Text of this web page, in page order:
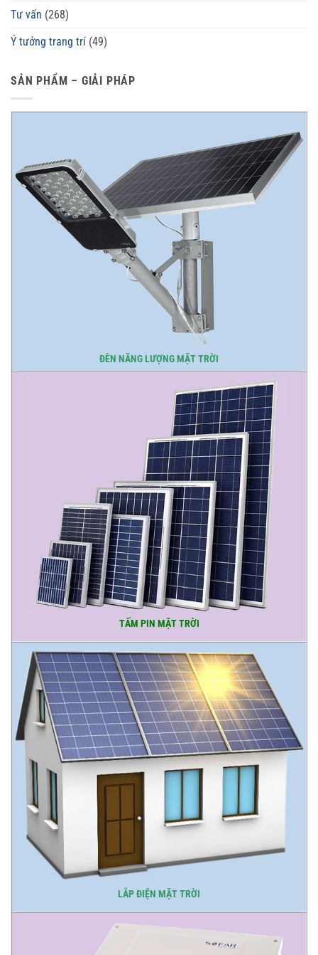
Tư vấn (268)
Ý tưởng trang trí (49)
SẢN PHẨM – GIẢI PHÁP
ĐÈN NĂNG LƯỢNG MẶT TRỜI
TẤM PIN MẶT TRỜI
LẮP ĐIỆN MẶT TRỜI